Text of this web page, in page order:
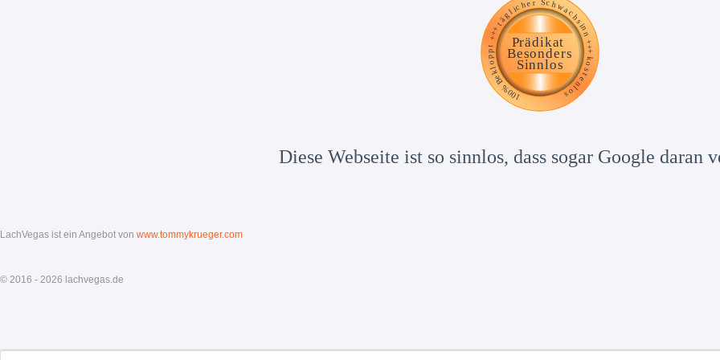
Diese Webseite ist so sinnlos, dass sogar Google daran
LachVegas ist ein Angebot von www.tommykrueger.com
© 2016 - 2026 lachvegas.de